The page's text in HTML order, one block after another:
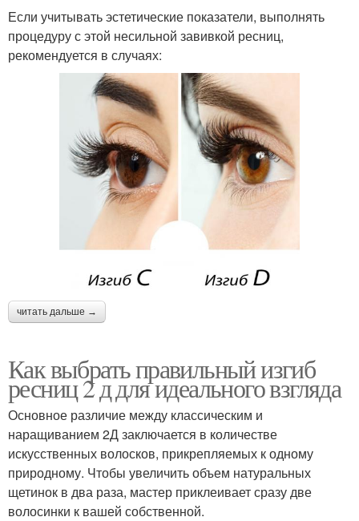
Если учитывать эстетические показатели, выполнять
процедуру с этой несильной завивкой ресниц,
рекомендуется в случаях:
читать дальше →
Как выбрать правильный изгиб
ресниц 2 д для идеального взгляда
Основное различие между классическим и
наращиванием 2Д заключается в количестве
искусственных волосков, прикрепляемых к одному
природному. Чтобы увеличить объем натуральных
щетинок в два раза, мастер приклеивает сразу две
волосинки к вашей собственной.